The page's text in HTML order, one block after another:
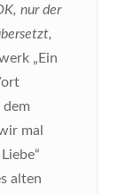
nur der
„Ein
mal
alten